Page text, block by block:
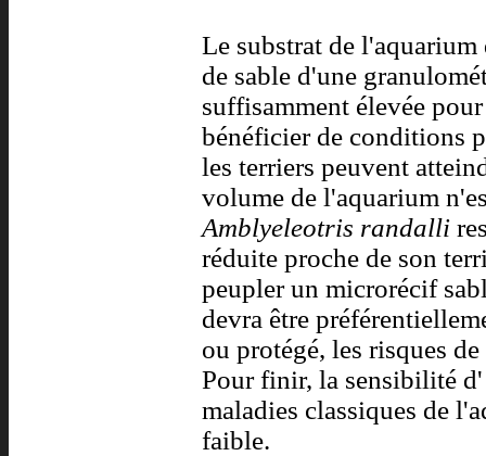
Le substrat de
de sable d'une
suffisamment élevée
bénéficier de conditions
les terriers peuvent
volume de l'aquarium
Amblyeleotris randalli
réduite proche de son
peupler un microrécif
devra être
ou protégé, les risques
Pour finir, la sensibilité
maladies classiques de
faible.